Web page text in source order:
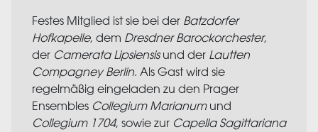
Festes Mitglied ist sie bei der Batzdorfer
Hofkapelle, dem Dresdner Barockorchester,
der Camerata Lipsiensisund der Lautten
Compagney Berlin. Als Gast wird sie
regelmäßig eingeladen zu den Prager
Ensembles Collegium Marianumund
Collegium 1704, sowie zur Capella Sagittariana